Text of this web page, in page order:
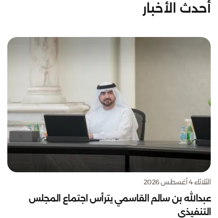
أحدث الأخبار
الثلاثاء 4 أغسطس 2026
عبدالله بن سالم القاسمي يترأس اجتماع المجلس
التنفيذي